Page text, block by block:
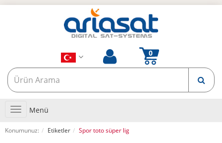
Toggle
navigation
Menü
Konumunuz: Etiketler Spor toto süper lig